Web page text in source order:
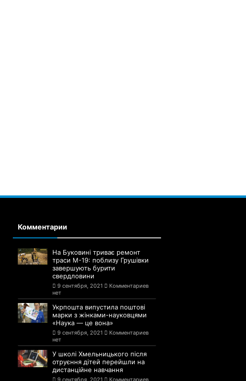
Комментарии
На Буковині триває ремонт
траси М-19: поблизу Грушівки
завершують бурити
свердловини
9 сентября, 2021
Комментариев
нет
Укрпошта випустила поштові
марки з жінками-науковцями
«Наука — це вона»
9 сентября, 2021
Комментариев
нет
У школі Хмельницького після
отруєння дітей перейшли на
дистанційне навчання